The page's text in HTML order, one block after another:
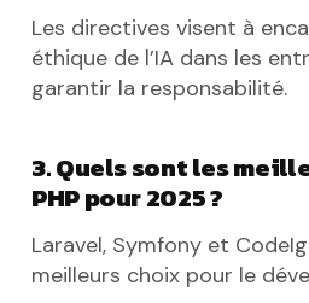
Les directives visent à
éthique de l’IA dans les
garantir la responsabilité.
3. Quels sont les
PHP pour 2025 ?
Laravel, Symfony et
meilleurs choix pour le